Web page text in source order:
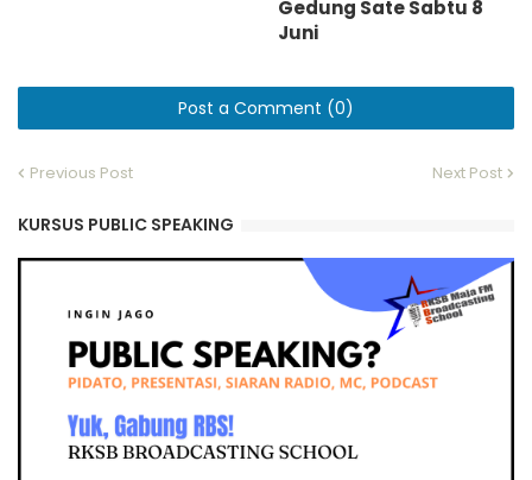
Gedung Sate Sabtu 8
Juni
Post a Comment (0)
Previous Post Next Post
KURSUS PUBLIC SPEAKING